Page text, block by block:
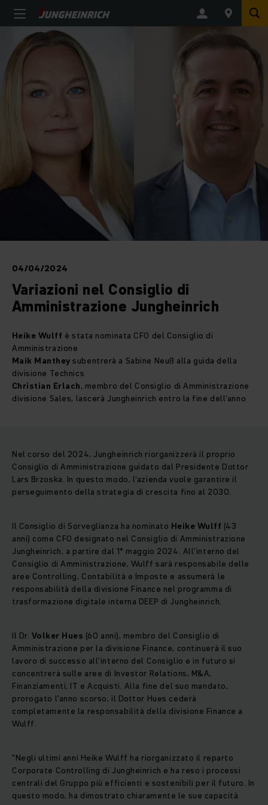
04/04/2024
Variazioni nel Consiglio di
Amministrazione Jungheinrich
Heike Wulff è stata nominata CFO del Consiglio di
Amministrazione
Maik Manthey subentrerà a Sabine Neuß alla guida della
divisione Technics
Christian Erlach, membro del Consiglio di Amministrazione
divisione Sales, lascerà Jungheinrich entro la fine dell'anno
Nel corso del 2024, Jungheinrich riorganizzerà il proprio
Consiglio di Amministrazione guidato dal Presidente Dottor
Lars Brzoska. In questo modo, l'azienda vuole garantire il
perseguimento della strategia di crescita fino al 2030.
Il Consiglio di Sorveglianza ha nominato Heike Wulff (43
anni) come CFO designato nel Consiglio di Amministrazione
Jungheinrich, a partire dal 1° maggio 2024. All'interno del
Consiglio di Amministrazione, Wulff sarà responsabile delle
aree Controlling, Contabilità e Imposte e assumerà le
responsabilità della divisione Finance nel programma di
trasformazione digitale interna DEEP di Jungheinrich.
Il Dr. Volker Hues (60 anni), membro del Consiglio di
Amministrazione per la divisione Finance, continuerà il suo
lavoro di successo all'interno del Consiglio e in futuro si
concentrerà sulle aree di Investor Relations, M&A,
Finanziamenti, IT e Acquisti. Alla fine del suo mandato,
prorogato l'anno scorso, il Dottor Hues cederà
completamente la responsabilità della divisione Finance a
Wulff.
"Negli ultimi anni Heike Wulff ha riorganizzato il reparto
Corporate Controlling di Jungheinrich e ha reso i processi
centrali del Gruppo più efficienti e sostenibili per il futuro. In
questo modo, ha dimostrato chiaramente le sue capacità